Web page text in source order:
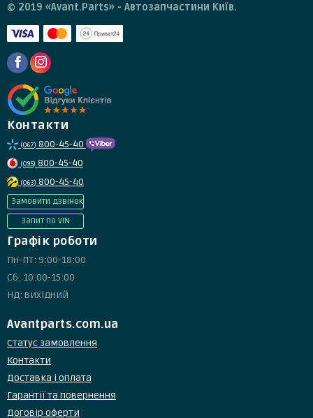
© 2019 «Avant.Parts» - Автозапчастини Київ.
Контакти
(067) 800-45-40
(095) 800-45-40
(063) 800-45-40
Замовити дзвінок
Запит по VIN
Графік роботи
Пн-Пт: 9:00-18:00
Сб: 10:00-15:00
Нд: вихідний
Avantparts.com.ua
Статус замовлення
Контакти
Доставка і оплата
Гарантії та повернення
Договір оферти